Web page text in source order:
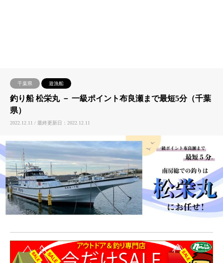
千葉県 遊漁船
釣り船 松栄丸 － 一級ポイント布良瀬まで最短5分（千葉
県）
2022.12.11 / 最終更新日：2022.12.11